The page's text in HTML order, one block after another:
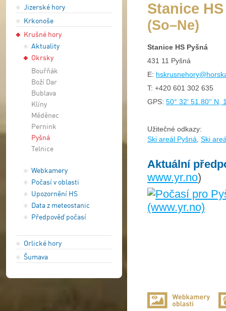
Jizerské hory
Krkonoše
Krušné hory
Aktuality
Okrsky
Bouřňák
Boží Dar
Bublava
Klíny
Měděnec
Pernink
Pyšná
Telnice
Webkamery
Počasí v oblasti
Upozornění HS
Data z meteostanic
Předpověď počasí
Orlické hory
Šumava
Stanice
(So–Ne)
Stanice HS Pyšná
431 11 Pyšná
E:
T: +420 601 302 635
GPS: 50° 32' 51.80'' N,
Užitečné odkazy:
Ski areál Pyšná, Ski
Aktuální
www.yr.no)